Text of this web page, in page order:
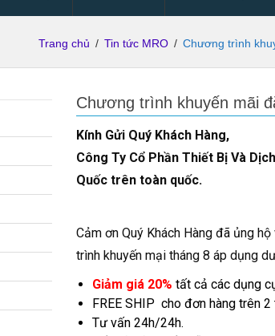
Trang chủ / Tin tức MRO / Chương trình
Chương trình khuyến mãi
Kính Gửi Quý Khách Hàng,
Công Ty Cổ Phần Thiết Bị Và
Quốc trên toàn quốc.
Cảm ơn Quý Khách Hàng đã ủng
trình khuyến mại tháng 8 áp dụng
Giảm giá 20% tất cả các dụng
FREE SHIP cho đơn hàng trên 2
Tư vấn 24h/24h.